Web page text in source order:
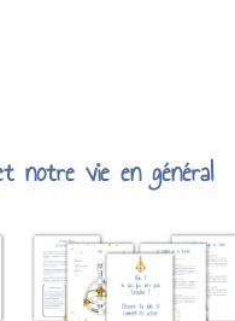
notre vie en général